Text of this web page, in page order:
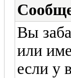
Вы
или
если у